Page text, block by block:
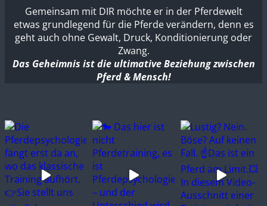
Gemeinsam mit DIR möchte er in der Pferdewelt
etwas grundlegend für die Pferde verändern, denn es
geht auch ohne Gewalt, Druck, Konditionierung oder
Zwang.
Das Geheimnis ist die ultimative Beziehung zwischen
Pferd & Mensch!